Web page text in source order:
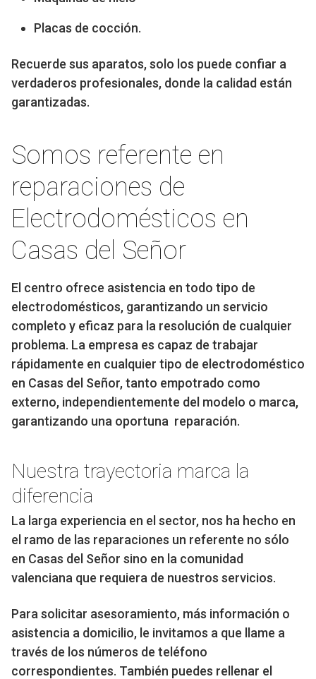
Placas de cocción.
Recuerde sus aparatos, solo los puede confiar a
verdaderos profesionales, donde la calidad están
garantizadas.
Somos referente en
reparaciones de
Electrodomésticos en
Casas del Señor
El centro ofrece asistencia en todo tipo de
electrodomésticos, garantizando un servicio
completo y eficaz para la resolución de cualquier
problema. La empresa es capaz de trabajar
rápidamente en cualquier tipo de electrodoméstico
en Casas del Señor, tanto empotrado como
externo, independientemente del modelo o marca,
garantizando una oportuna reparación.
Nuestra trayectoria marca la
diferencia
La larga experiencia en el sector, nos ha hecho en
el ramo de las reparaciones un referente no sólo
en Casas del Señor sino en la comunidad
valenciana que requiera de nuestros servicios.
Para solicitar asesoramiento, más información o
asistencia a domicilio, le invitamos a que llame a
través de los números de teléfono
correspondientes. También puedes rellenar el